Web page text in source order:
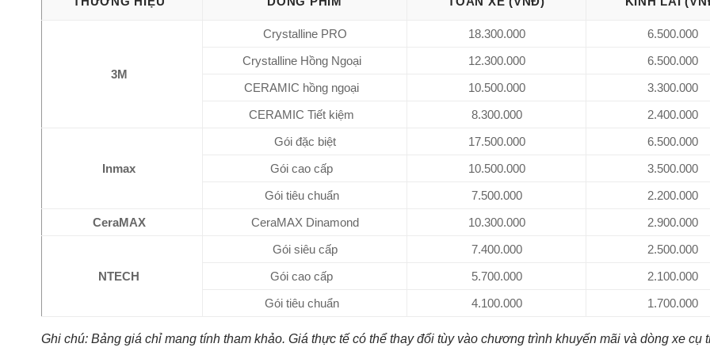
3M
Crystalline PRO 18.300.000
6.500.000
Crystalline Hồng Ngoại
12.300.000
6.500.000
CERAMIC hồng ngoại
10.500.000
3.300.000
CERAMIC Tiết kiệm
8.300.000 2.400.000
Inmax
Gói đặc biệt 17.500.000
6.500.000
Gói cao cấp
10.500.000
3.500.000
Gói tiêu chuẩn
7.500.000
2.200.000
CeraMAX
CeraMAX Dinamond 10.300.000 2.900.000
NTECH
Gói siêu cấp 7.400.000
2.500.000
Gói cao cấp
5.700.000
2.100.000
Gói tiêu chuẩn
4.100.000 1.700.000
Ghi chú: Bảng giá chỉ mang tính tham khảo. Giá thực tế có thể thay đổi tùy vào chương trình khuyến mãi và dòng xe cụ